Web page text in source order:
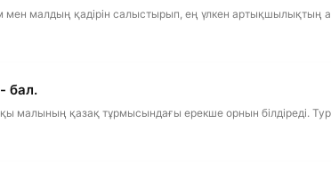
малдың қадірін салыстырып, ең үлкен артықшылықтың
бал.
малының қазақ тұрмысындағы ерекше орнын білдіреді.